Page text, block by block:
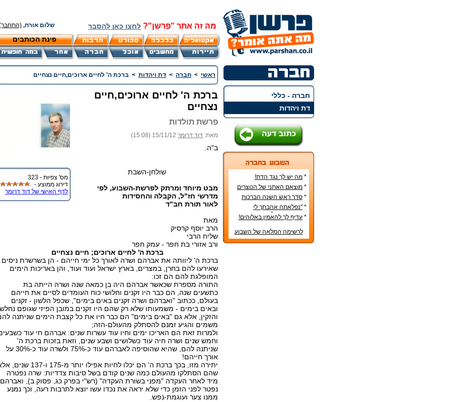
מה זה אתר "פרשן"? לחצו כאן להסבר שלום אורח,
פינת הכותבים
חברה - כללי
דת ויהדות
* מה יש לך נגד הדת!
* מוצאם האתני של הנוצרים
בארץ
* סדר ראש השנה הברכות
והסימנים
* "נפלאתה אהבתך לי
מאהבת נשים"
* עדיף לך להאמין באלוהים!
לרשימה המלאה של השבוע
ראשי > חברה > דת ויהדות > ברכת ה' לחיים ארוכים,חיים נצחיים
מס' צפיות - 323
דירוג ממוצע -
לדף האישי של דוד דרומר
ברכת ה' לחיים ארוכים,חיים
נצחיים
פרשת תולדות
מאת: דוד דרומר 15/11/12 (15:08)
ב"ה.
שולחן-השבת
מבט מיוחד ומרתק לפרשת-השבוע, לפי
מדרשי חז"ל, הקבלה והחסידות
לאור תורת חב"ד
מאת
הרב יוסף קרסיק
שליח הרבי
ורב אזורי בת חפר - עמק חפר
ברכת ה' לחיים ארוכים; חיים נצחיים
ברכת ה' ליוותה את אברהם ושרה לאורך כל ימי חייהם - הן בשרשרת ניסים
שאירעו להם בחרן, במצרים, בארץ ישראל ועוד ועוד, והן באריכות הימים
המופלגת להם הם זכו:
התורה מספרת שכאשר אברהם היה בן כמאה שנה ושרה הייתה בת
כתשעים שנה, הם כבר היו זקנים וחלושי כוח העומדים לסיים את חייהם
בעולם, ככתוב "ואברהם ושרה זקנים באים בימים", שכפל הלשון - זקנים
ובאים בימים - משמעותו שלא רק שהם היו זקנים במובן הפיזי שגופם נחלש
והזקין, אלא גם "באים בימים" הם כבר חיו את כל קצבת הימים שניתנה
משמים והגיע זמנם להסתלק מהעולם-הזה;
ולמרות זאת הם האריכו ימים וחיו עוד עשרות שנים: אברהם חי עוד
וחמש שנים ושרה חיה עוד כשלושים ושבע שנים, וזאת בזכות ברכת ה'
שניתנה להם, שהיא שהוסיפה לאברהם עוד כ-75% ולשרה עוד כ-30% על
אורך חייהם!
יתירה מזו, בכך ברכת ה' הם יכלו לחיות אפילו יותר מ-175 ו-137
שהם הסתלקו מהעולם כמה שנים קודם בשל סיבות צדדיות: שרה נפטרה
מיד לאחר העקדה "מפני בשורת העקדה" (רש"י בפרק כג, פסוק ב), ואברהם
נפטר לפני הזמן כדי שלא יראה את נכדו עשו יוצא לתרבות רעה, וכך נמנע
ממנו צער ועוגמת-נפש.